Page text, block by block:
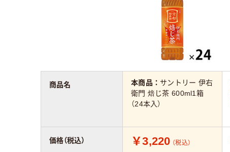
商品名 本商品： サントリー 伊右
衛門 焙じ茶 600ml1箱
（24本入）
価格（税込） ￥3,220 （税込）